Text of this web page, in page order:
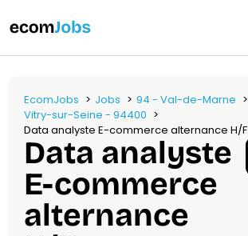
EcomJobs Jobs
94 - Val-de-Marne
Vitry-sur-Seine - 94400
Data analyste E-commerce alternance H/F
Data analyste
E-commerce
alternance